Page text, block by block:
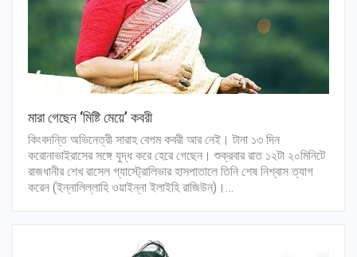
মারা গেছেন ‘মিষ্টি মেয়ে’ কবরী
কিংবদন্তি অভিনেত্রী সারাহ বেগম কবরী আর নেই। টানা ১৩ দিন
করোনাভাইরাসের সঙ্গে যুদ্ধ করে হেরে গেছেন। শুক্রবার রাত ১২টা ২০মিনিটে
রাজধানীর শেখ রাসেল গ্যাস্ট্রোলিভার হাসপাতালে তিনি শেষ নিশ্বাস ত্যাগ
করেন (ইন্নালিল্লাহি ওয়াইন্না ইলাইহি রাজিউন)।…